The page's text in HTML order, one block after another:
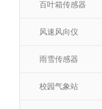
百叶箱传感器
风速风向仪
雨雪传感器
校园气象站